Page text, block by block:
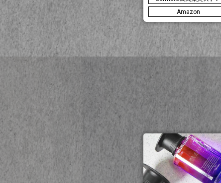
Amazon